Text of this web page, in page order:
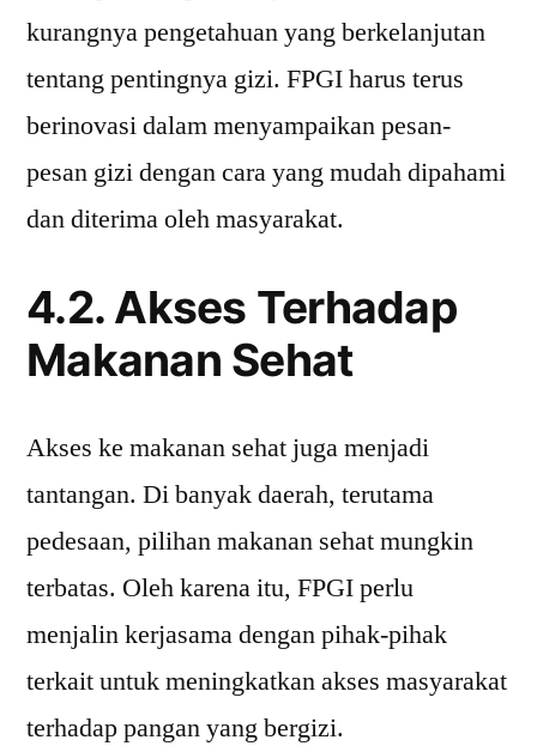
kurangnya pengetahuan yang berkelanjutan
tentang pentingnya gizi. FPGI harus terus
berinovasi dalam menyampaikan pesan-
pesan gizi dengan cara yang mudah dipahami
dan diterima oleh masyarakat.
4.2. Akses Terhadap
Makanan Sehat
Akses ke makanan sehat juga menjadi
tantangan. Di banyak daerah, terutama
pedesaan, pilihan makanan sehat mungkin
terbatas. Oleh karena itu, FPGI perlu
menjalin kerjasama dengan pihak-pihak
terkait untuk meningkatkan akses masyarakat
terhadap pangan yang bergizi.